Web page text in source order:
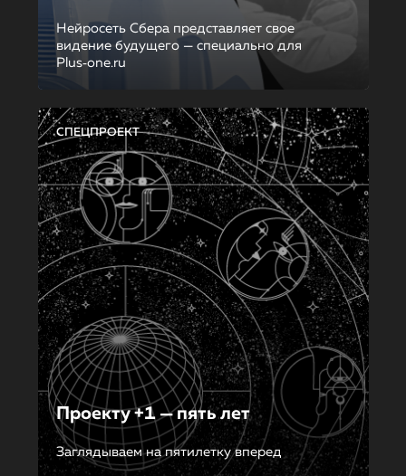
Нейросеть Сбера представляет свое
видение будущего — специально для
Plus‑one.ru
СПЕЦПРОЕКТ
Проекту +1 — пять лет
Заглядываем на пятилетку вперед